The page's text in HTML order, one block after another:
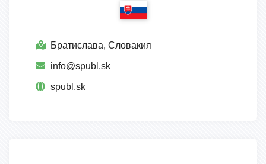
Братислава, Словакия
info@spubl.sk
spubl.sk